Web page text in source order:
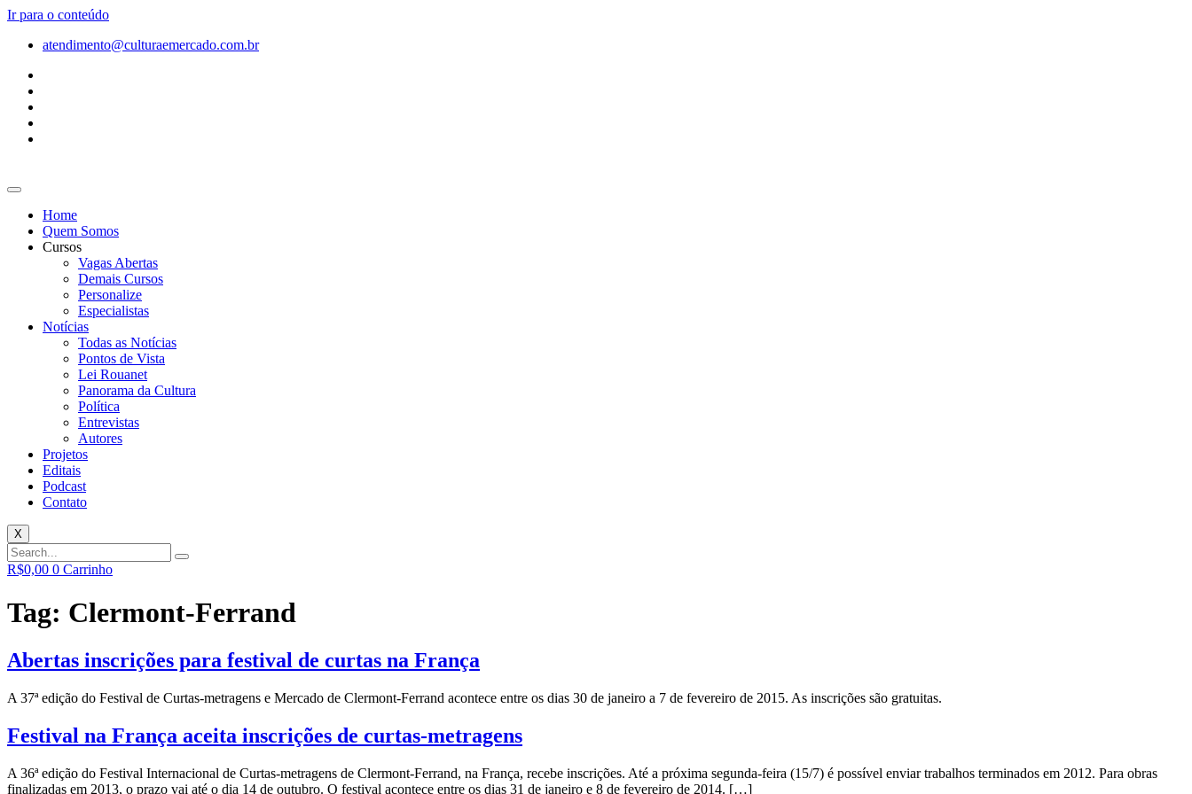
Ir para o conteúdo
atendimento@culturaemercado.com.br
Home
Quem Somos
Cursos
Vagas Abertas
Demais Cursos
Personalize
Especialistas
Notícias
Todas as Notícias
Pontos de Vista
Lei Rouanet
Panorama da Cultura
Política
Entrevistas
Autores
Projetos
Editais
Podcast
Contato
X
R$0,00 0 Carrinho
Tag: Clermont-Ferrand
Abertas inscrições para festival de curtas na França
A 37ª edição do Festival de Curtas-metragens e Mercado de Clermont-Ferrand acontece entre os dias 30 de janeiro a 7 de fevereiro de 2015. As inscrições são gratuitas.
Festival na França aceita inscrições de curtas-metragens
A 36ª edição do Festival Internacional de Curtas-metragens de Clermont-Ferrand, na França, recebe inscrições. Até a próxima segunda-feira (15/7) é possível enviar trabalhos terminados em 2012. Para obras
finalizadas em 2013, o prazo vai até o dia 14 de outubro. O festival acontece entre os dias 31 de janeiro e 8 de fevereiro de 2014. […]